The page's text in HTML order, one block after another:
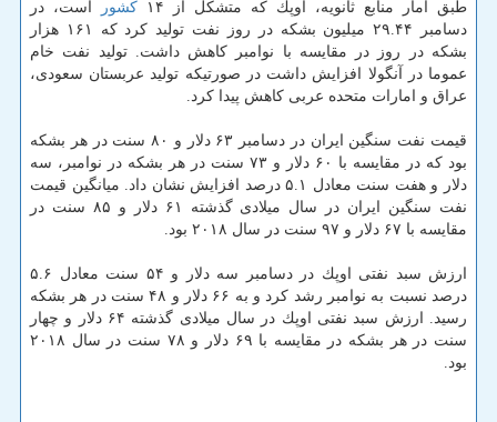
طبق آمار منابع ثانویه، اوپك كه متشكل از ۱۴ كشور
است، در
دسامبر ۲۹.۴۴ میلیون بشكه در روز نفت تولید كرد كه ۱۶۱ هزار
بشكه در روز در مقایسه با نوامبر كاهش داشت. تولید نفت خام
عموما در آنگولا افزایش داشت در صورتیكه تولید عربستان سعودی،
عراق و امارات متحده عربی كاهش پیدا كرد.
قیمت نفت سنگین ایران در دسامبر ۶۳ دلار و ۸۰ سنت در هر بشكه
بود كه در مقایسه با ۶۰ دلار و ۷۳ سنت در هر بشكه در نوامبر، سه
دلار و هفت سنت معادل ۵.۱ درصد افزایش نشان داد. میانگین قیمت
نفت سنگین ایران در سال میلادی گذشته ۶۱ دلار و ۸۵ سنت در
مقایسه با ۶۷ دلار و ۹۷ سنت در سال ۲۰۱۸ بود.
ارزش سبد نفتی اوپك در دسامبر سه دلار و ۵۴ سنت معادل ۵.۶
درصد نسبت به نوامبر رشد كرد و به ۶۶ دلار و ۴۸ سنت در هر بشكه
رسید. ارزش سبد نفتی اوپك در سال میلادی گذشته ۶۴ دلار و چهار
سنت در هر بشكه در مقایسه با ۶۹ دلار و ۷۸ سنت در سال ۲۰۱۸
بود.